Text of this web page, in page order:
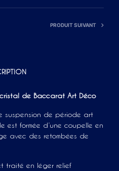
PRODUIT SUIVANT
de Baccarat Art Déco
suspension de période art
est formée d’une coupelle en
avec des retombées de
traité en léger relief